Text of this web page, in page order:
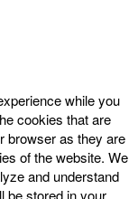
while you
cookies that are
browser as they are
of the website. We
and understand
be stored in your